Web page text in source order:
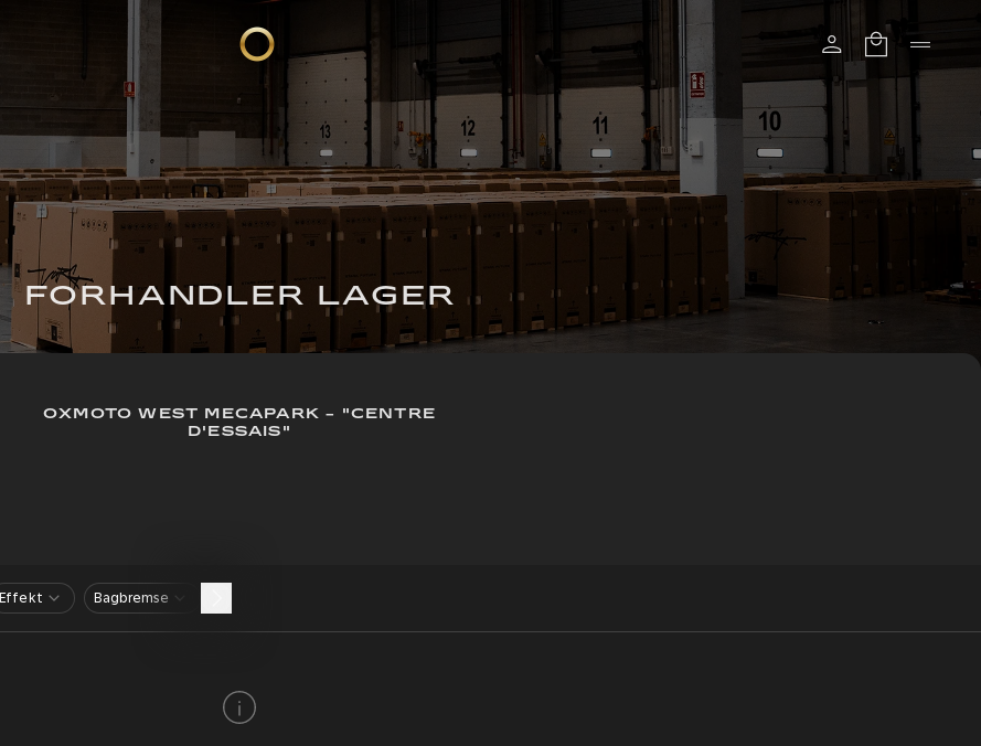
FORHANDLER LAGER
OXMOTO WEST MECAPARK - "CENTRE
D'ESSAIS"
Effekt Bagbremse